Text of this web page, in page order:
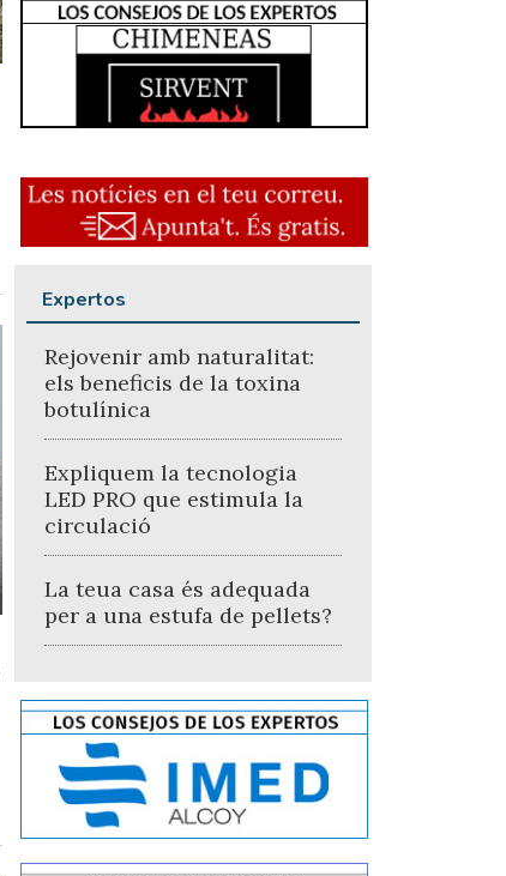
Expertos
Rejovenir amb naturalitat:
els beneficis de la toxina
botulínica
Expliquem la tecnologia
LED PRO que estimula la
circulació
La teua casa és adequada
per a una estufa de pellets?